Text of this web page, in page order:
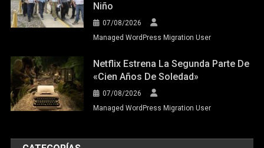
Niño
07/08/2026
Managed WordPress Migration User
Netflix Estrena La Segunda Parte De
«Cien Años De Soledad»
07/08/2026
Managed WordPress Migration User